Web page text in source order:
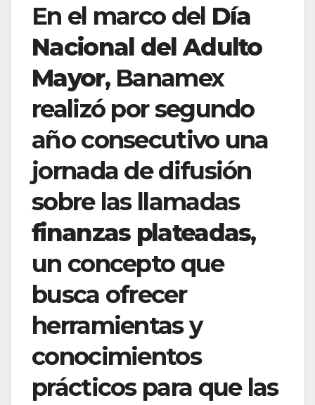
En el marco del Día
Nacional del Adulto
Mayor, Banamex
realizó por segundo
año consecutivo una
jornada de difusión
sobre las llamadas
finanzas plateadas,
un concepto que
busca ofrecer
herramientas y
conocimientos
prácticos para que las